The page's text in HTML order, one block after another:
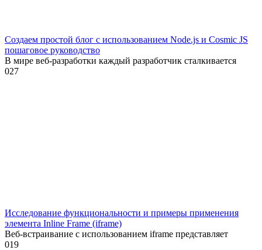
Создаем простой блог с использованием Node.js и Cosmic JS
пошаговое руководство
В мире веб-разработки каждый разработчик сталкивается
027
Исследование функциональности и примеры применения
элемента Inline Frame (iframe)
Веб-встраивание с использованием iframe представляет
019